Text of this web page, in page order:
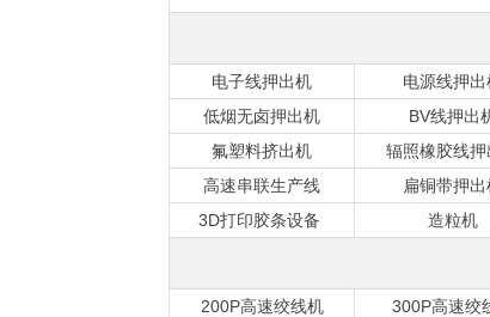
电子线押出机 电源线押出
低烟无卤押出机
BV线押出
氟塑料挤出机
辐照橡胶线押
高速串联生产线
扁铜带押出
3D打印胶条设备
造粒机
200P高速绞线机 300P高速绞